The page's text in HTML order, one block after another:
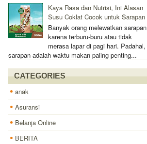
Kaya Rasa dan Nutrisi, Ini Alasan
Susu Coklat Cocok untuk Sarapan
Banyak orang melewatkan sarapan
karena terburu-buru atau tidak
merasa lapar di pagi hari. Padahal,
sarapan adalah waktu makan paling penting...
CATEGORIES
anak
Asuransi
Belanja Online
BERITA